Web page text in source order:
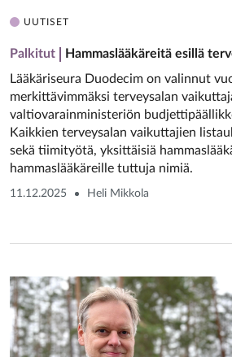
UUTISET
Palkitut
Hammaslääkäreitä esillä
Lääkäriseura Duodecim on valinnut
merkittävimmäksi terveysalan
valtiovarainministeriön
Kaikkien terveysalan vaikuttajien
sekä tiimityötä, yksittäisiä
hammaslääkäreille tuttuja nimiä.
11.12.2025 Heli Mikkola